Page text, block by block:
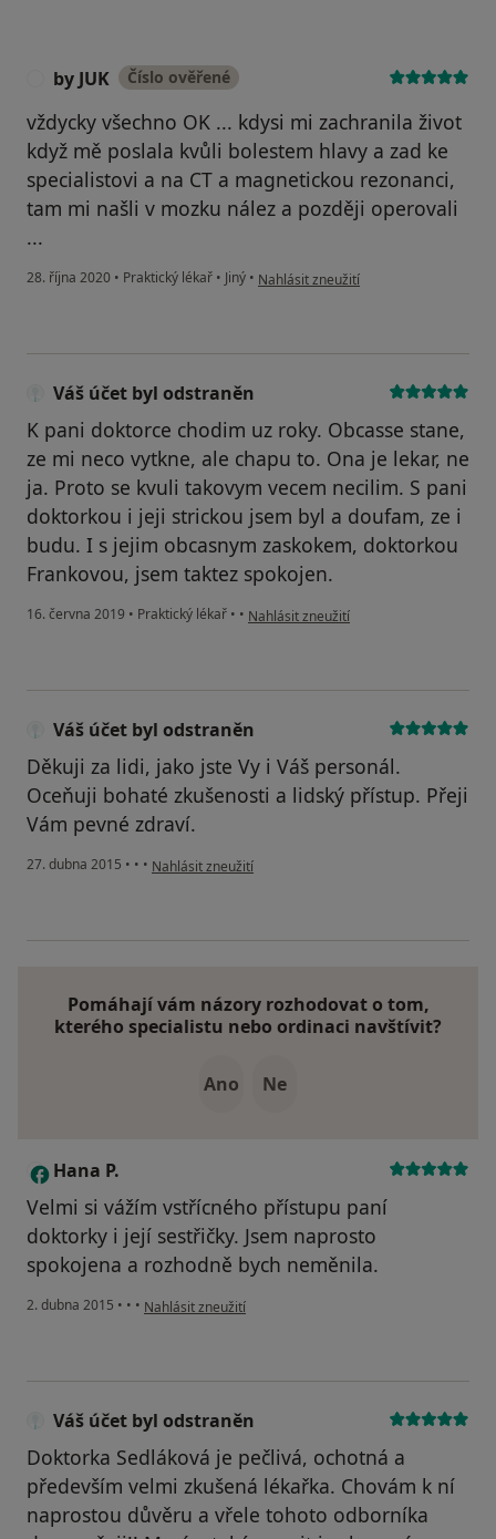
by JUK Číslo ověřené
vždycky všechno OK ... kdysi mi zachranila život
když mě poslala kvůli bolestem hlavy a zad ke
specialistovi a na CT a magnetickou rezonanci,
tam mi našli v mozku nález a později operovali
...
28. října 2020 • Praktický lékař • Jiný • podle názoru uživatele by JUK
Nahlásit zneužití
Váš účet byl odstraněn
K pani doktorce chodim uz roky. Obcasse stane,
ze mi neco vytkne, ale chapu to. Ona je lekar, ne
ja. Proto se kvuli takovym vecem necilim. S pani
doktorkou i jeji strickou jsem byl a doufam, ze i
budu. I s jejim obcasnym zaskokem, doktorkou
Frankovou, jsem taktez spokojen.
16. června 2019 • Praktický lékař • • podle názoru uživatele Váš účet byl
Nahlásit zneužití
Váš účet byl odstraněn
Děkuji za lidi, jako jste Vy i Váš personál.
Oceňuji bohaté zkušenosti a lidský přístup. Přeji
Vám pevné zdraví.
27. dubna 2015 • • • podle názoru uživatele Váš účet byl odstraněn
Nahlásit zneužití
Pomáhají vám názory rozhodovat o tom,
kterého specialistu nebo ordinaci navštívit?
Ano Ne
H Hana P.
Velmi si vážím vstřícného přístupu paní
doktorky i její sestřičky. Jsem naprosto
spokojena a rozhodně bych neměnila.
2. dubna 2015 • • • podle názoru uživatele Hana P.
Nahlásit zneužití
Váš účet byl odstraněn
Doktorka Sedláková je pečlivá, ochotná a
především velmi zkušená lékařka. Chovám k ní
naprostou důvěru a vřele tohoto odborníka